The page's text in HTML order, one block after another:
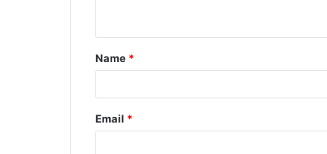
t
*
Name *
Email *